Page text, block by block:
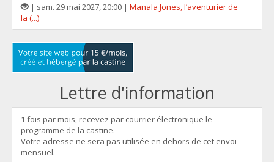
| sam. 29 mai 2027, 20:00 | Manala Jones, l’aventurier de
la (...)
Lettre d'information
1 fois par mois, recevez par courrier électronique le
programme de la castine.
Votre adresse ne sera pas utilisée en dehors de cet envoi
mensuel.